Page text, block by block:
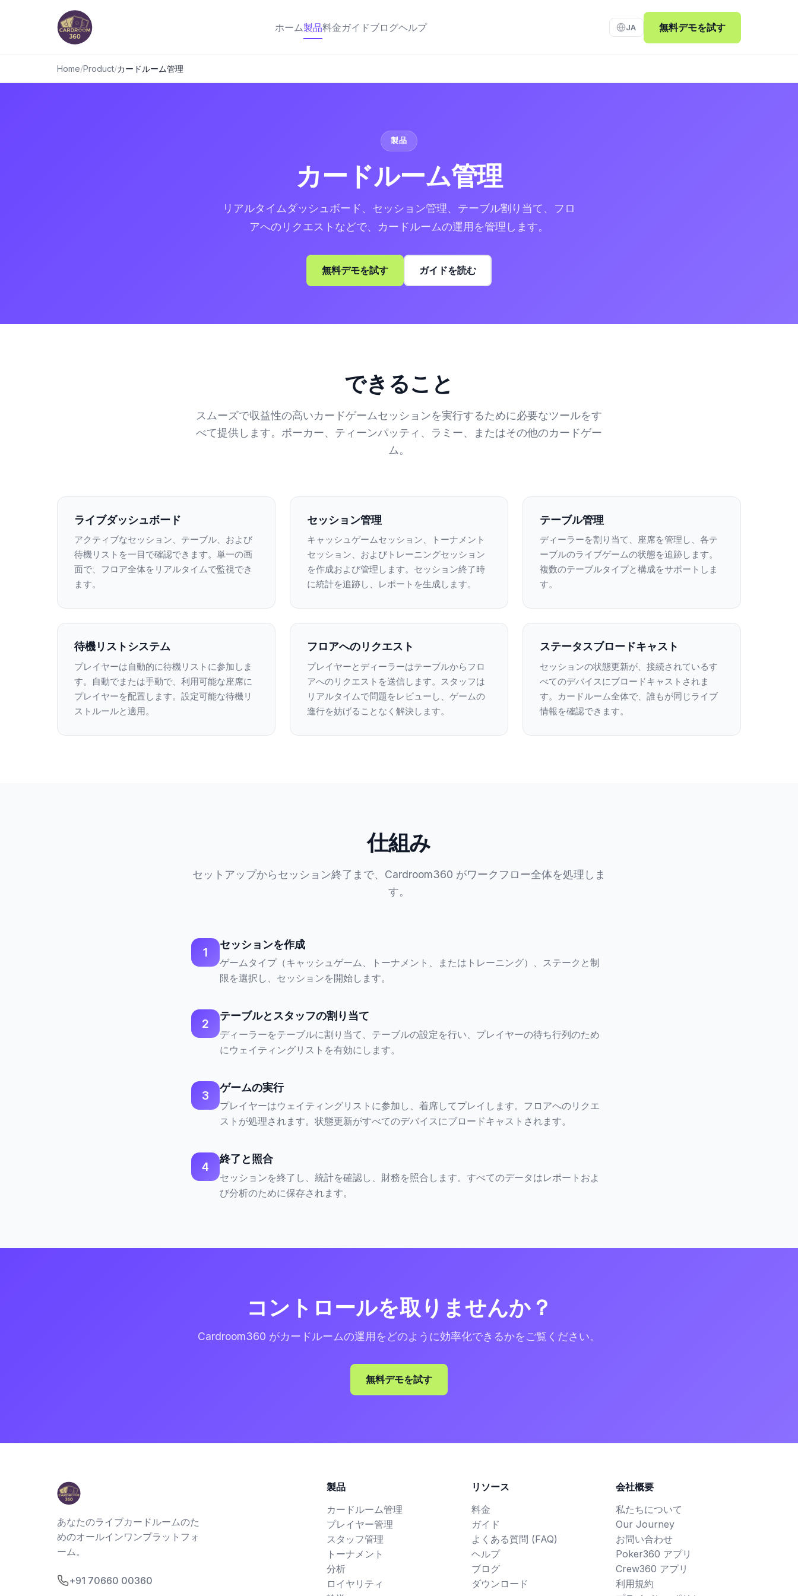
ホーム製品料金ガイドブログヘルプ JA 無料デモを試す
Home/Product/カードルーム管理
製品
カードルーム管理
リアルタイムダッシュボード、セッション管理、テーブル割り当て、フロ
アへのリクエストなどで、カードルームの運用を管理します。
無料デモを試す ガイドを読む
できること
スムーズで収益性の高いカードゲームセッションを実行するために必要なツールをす
べて提供します。ポーカー、ティーンパッティ、ラミー、またはその他のカードゲー
ム。
ライブダッシュボード
アクティブなセッション、テーブル、および
待機リストを一目で確認できます。単一の画
面で、フロア全体をリアルタイムで監視でき
ます。
セッション管理
キャッシュゲームセッション、トーナメント
セッション、およびトレーニングセッション
を作成および管理します。セッション終了時
に統計を追跡し、レポートを生成します。
テーブル管理
ディーラーを割り当て、座席を管理し、各テ
ーブルのライブゲームの状態を追跡します。
複数のテーブルタイプと構成をサポートしま
す。
待機リストシステム
プレイヤーは自動的に待機リストに参加しま
す。自動でまたは手動で、利用可能な座席に
プレイヤーを配置します。設定可能な待機リ
ストルールと適用。
フロアへのリクエスト
プレイヤーとディーラーはテーブルからフロ
アへのリクエストを送信します。スタッフは
リアルタイムで問題をレビューし、ゲームの
進行を妨げることなく解決します。
ステータスブロードキャスト
セッションの状態更新が、接続されているす
べてのデバイスにブロードキャストされま
す。カードルーム全体で、誰もが同じライブ
情報を確認できます。
仕組み
セットアップからセッション終了まで、Cardroom360 がワークフロー全体を処理しま
す。
1
セッションを作成
ゲームタイプ（キャッシュゲーム、トーナメント、またはトレーニング）、ステークと制
限を選択し、セッションを開始します。
2
テーブルとスタッフの割り当て
ディーラーをテーブルに割り当て、テーブルの設定を行い、プレイヤーの待ち行列のため
にウェイティングリストを有効にします。
3
ゲームの実行
プレイヤーはウェイティングリストに参加し、着席してプレイします。フロアへのリクエ
ストが処理されます。状態更新がすべてのデバイスにブロードキャストされます。
4
終了と照合
セッションを終了し、統計を確認し、財務を照合します。すべてのデータはレポートおよ
び分析のために保存されます。
コントロールを取りませんか？
Cardroom360 がカードルームの運用をどのように効率化できるかをご覧ください。
無料デモを試す
あなたのライブカードルームのた
めのオールインワンプラットフォ
ーム。
+91 70660 00360
製品
カードルーム管理
プレイヤー管理
スタッフ管理
トーナメント
分析
ロイヤリティ
リソース
料金
ガイド
よくある質問 (FAQ)
ヘルプ
ブログ
ダウンロード
会社概要
私たちについて
Our Journey
お問い合わせ
Poker360 アプリ
Crew360 アプリ
利用規約